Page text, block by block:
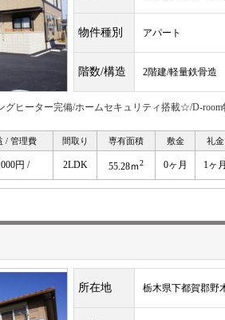
物件種別 アパート
階数/構造 2階建/軽量鉄骨造
ヒーター完備/ホームセキュリティ搭載☆/D-room
/ 管理費 間取り 専有面積 敷金 礼金
円 / 2LDK 55.28ｍ2 0ヶ月 1ヶ月
所在地 栃木県下都賀郡野